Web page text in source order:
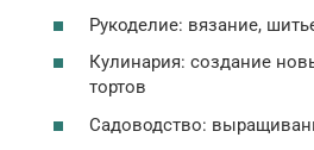
Рукоделие: вязание,
Кулинария: создание
тортов
Садоводство: